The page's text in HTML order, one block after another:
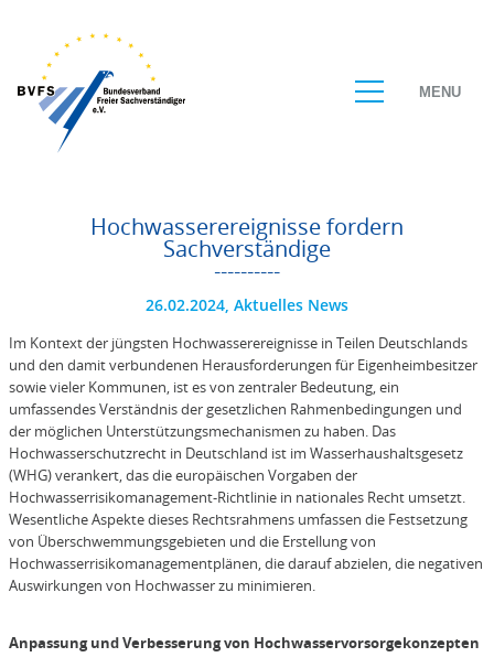
MENU
Hochwasserereignisse fordern
Sachverständige
26.02.2024, Aktuelles News
Im Kontext der jüngsten Hochwasserereignisse in Teilen Deutschlands
und den damit verbundenen Herausforderungen für Eigenheimbesitzer
sowie vieler Kommunen, ist es von zentraler Bedeutung, ein
umfassendes Verständnis der gesetzlichen Rahmenbedingungen und
der möglichen Unterstützungsmechanismen zu haben. Das
Hochwasserschutzrecht in Deutschland ist im Wasserhaushaltsgesetz
(WHG) verankert, das die europäischen Vorgaben der
Hochwasserrisikomanagement-Richtlinie in nationales Recht umsetzt.
Wesentliche Aspekte dieses Rechtsrahmens umfassen die Festsetzung
von Überschwemmungsgebieten und die Erstellung von
Hochwasserrisikomanagementplänen, die darauf abzielen, die negativen
Auswirkungen von Hochwasser zu minimieren.
Anpassung und Verbesserung von Hochwasservorsorgekonzepten